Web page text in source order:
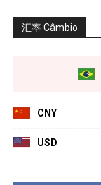
汇率 Câmbio
CNY
USD